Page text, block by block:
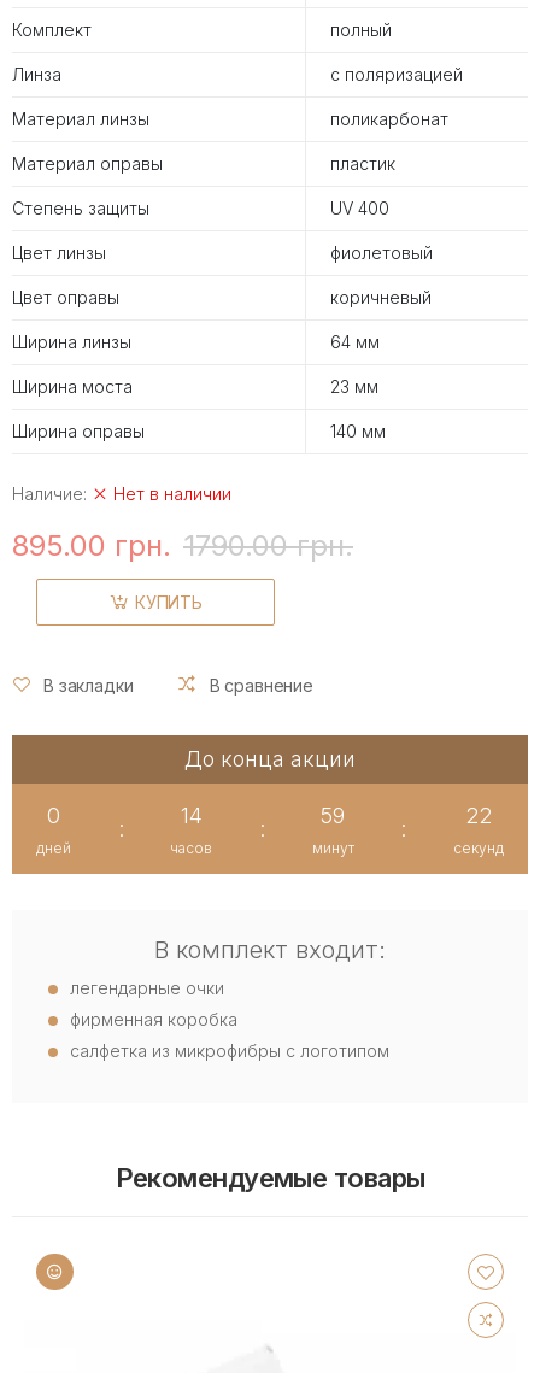
Комплект полный
Линза с поляризацией
Материал линзы поликарбонат
Материал оправы пластик
Степень защиты UV 400
Цвет линзы фиолетовый
Цвет оправы коричневый
Ширина линзы 64 мм
Ширина моста 23 мм
Ширина оправы 140 мм
Наличие: Нет в наличии
895.00 грн. 1790.00 грн.
КУПИТЬ
В закладки В сравнение
До конца акции
0
дней
:
14
часов
:
59
минут
:
21
секунд
В комплект входит:
легендарные очки
фирменная коробка
салфетка из микрофибры с логотипом
Рекомендуемые товары